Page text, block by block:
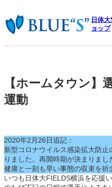
容
を
キ
日体
ョップ
【ホームタウン】
運動
2020年2月26日追記：
新型コロナウイルス感染拡大防
りました。再開時期が決まりま
健康と一刻も早い事態の収束を祈
いつも日体大FIELDS横浜を応援